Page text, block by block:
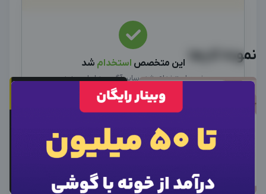
این متخصص استخدام شد
نیرو استخدام شد، سایر آگهی ها را ببینید
سایر متخصصین
نمونه کارها
اطلاعات تماس
لطفاً برای مشاهده اطلاعات تماس متخصص وارد
ورود به حساب کاربری
بعد از ثبت شماره کد برای شما پیامک خواهد شد
وارد حساب کاربری شوید
استفاده کنید